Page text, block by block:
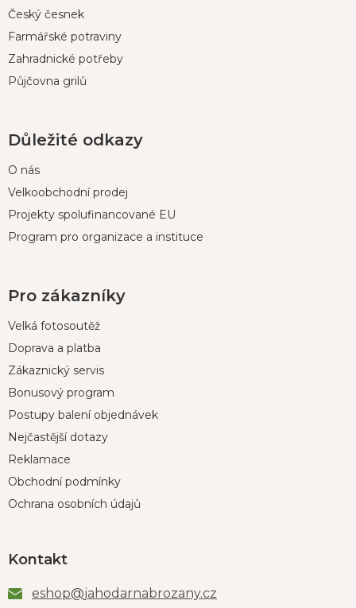
Český česnek
Farmářské potraviny
Zahradnické potřeby
Půjčovna grilů
Důležité odkazy
O nás
Velkoobchodní prodej
Projekty spolufinancované EU
Program pro organizace a instituce
Pro zákazníky
Velká fotosoutěž
Doprava a platba
Zákaznický servis
Bonusový program
Postupy balení objednávek
Nejčastější dotazy
Reklamace
Obchodní podmínky
Ochrana osobních údajů
Kontakt
eshop@jahodarnabrozany.cz